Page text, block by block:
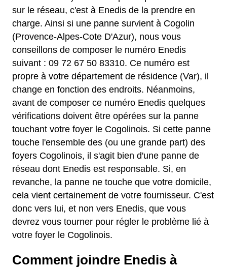
sur le réseau, c'est à Enedis de la prendre en
charge. Ainsi si une panne survient à Cogolin
(Provence-Alpes-Cote D'Azur), nous vous
conseillons de composer le numéro Enedis
suivant : 09 72 67 50 83310. Ce numéro est
propre à votre département de résidence (Var), il
change en fonction des endroits. Néanmoins,
avant de composer ce numéro Enedis quelques
vérifications doivent être opérées sur la panne
touchant votre foyer le Cogolinois. Si cette panne
touche l'ensemble des (ou une grande part) des
foyers Cogolinois, il s'agit bien d'une panne de
réseau dont Enedis est responsable. Si, en
revanche, la panne ne touche que votre domicile,
cela vient certainement de votre fournisseur. C'est
donc vers lui, et non vers Enedis, que vous
devrez vous tourner pour régler le problème lié à
votre foyer le Cogolinois.
Comment joindre Enedis à